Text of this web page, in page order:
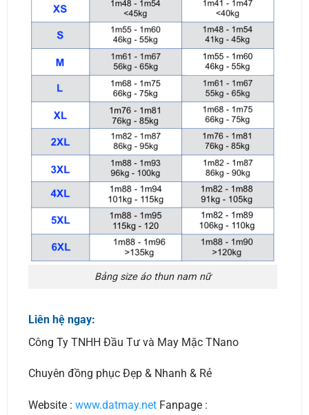
Bảng size áo thun nam nữ
Liên hệ ngay:
Công Ty TNHH Đầu Tư và May Mặc TNano
Chuyên đồng phục Đẹp & Nhanh & Rẻ
Website : www.datmay.netFanpage :